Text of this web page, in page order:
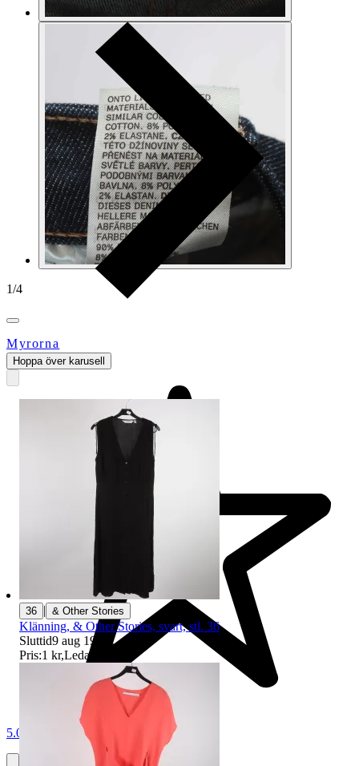
1/4
Myrorna
5.0
Hoppa över karusell
36 | & Other Stories
Klänning, & Other Stories, svart, stl. 36
Sluttid9 aug 19:11
.
Pris:1 kr,Ledande bud